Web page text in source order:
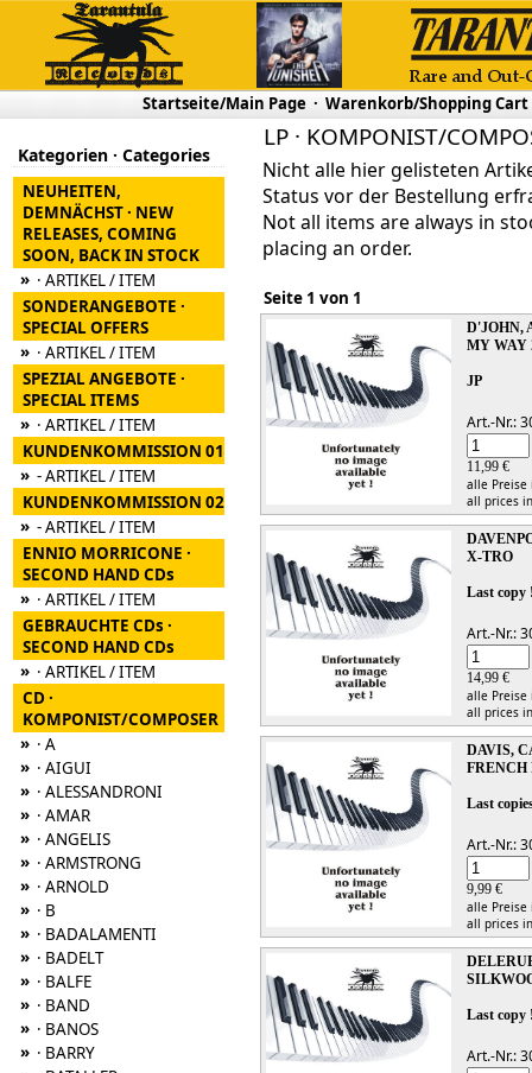
Startseite/Main Page · Warenkorb/Shopping Cart
Kategorien · Categories
NEUHEITEN,
DEMNÄCHST · NEW
RELEASES, COMING
SOON, BACK IN STOCK
» · ARTIKEL / ITEM
SONDERANGEBOTE ·
SPECIAL OFFERS
» · ARTIKEL / ITEM
SPEZIAL ANGEBOTE ·
SPECIAL ITEMS
» · ARTIKEL / ITEM
KUNDENKOMMISSION 01
» - ARTIKEL / ITEM
KUNDENKOMMISSION 02
» - ARTIKEL / ITEM
ENNIO MORRICONE ·
SECOND HAND CDs
» · ARTIKEL / ITEM
GEBRAUCHTE CDs ·
SECOND HAND CDs
» · ARTIKEL / ITEM
CD ·
KOMPONIST/COMPOSER
» · A
» · AIGUI
» · ALESSANDRONI
» · AMAR
» · ANGELIS
» · ARMSTRONG
» · ARNOLD
» · B
» · BADALAMENTI
» · BADELT
» · BALFE
» · BAND
» · BANOS
» · BARRY
LP · KOMPONIST/
Nicht alle hier gelisteten
Status vor der Bestellung
Not all items are always in
placing an order.
Seite 1 von 1
D'JOHN,
MY WAY
JP
Art.-Nr.:
11,99 €
alle
all prices
X-TRO
Last copy
Art.-Nr.:
14,99 €
alle
all prices
DAVIS,
Last
Art.-Nr.:
9,99 €
alle
all prices
Last copy
Art.-Nr.: